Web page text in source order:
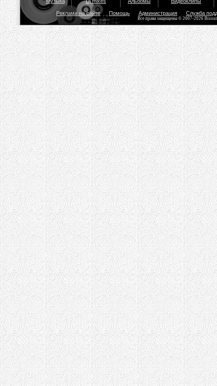
Реклама на сайте Помощь Администрация Служба
Все права защищены © 2007-2026